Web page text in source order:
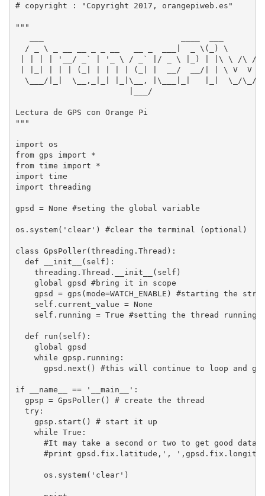
# copyright : "Copyright 2017, orangepiweb.es"
"""
/ _ \ _ __ __ _ _ __   __ _  ___|  _ \(_) \      /
| | | | '__/ _` | '_ \ / _` |/ _ \ |_) | |\ \ /\ / /
| |_| | | | (_| | | | | (_| |  __/  __/| | \ V  V /
\___/|_|  \__,_|_| |_|\__, |\___|_|   |_|  \_/\_/
                        |___/
Lectura de GPS con Orange Pi
"""
import os
from gps import *
from time import *
import time
import threading
gpsd = None #seting the global variable
os.system('clear') #clear the terminal (optional)
class GpsPoller(threading.Thread):
  def __init__(self):
    threading.Thread.__init__(self)
    global gpsd #bring it in scope
gpsd = gps(mode=WATCH_ENABLE) #starting the
    self.current_value = None
self.running = True #setting the thread running
  def run(self):
    global gpsd
    while gpsp.running:
gpsd.next() #this will continue to loop and
if __name__ == '__main__':
  gpsp = GpsPoller() # create the thread
  try:
    gpsp.start() # start it up
    while True:
      #It may take a second or two to get good data
#print gpsd.fix.latitude,',
      os.system('clear')